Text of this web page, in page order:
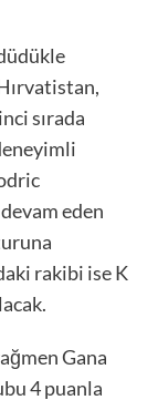
sırada
eden
rakibi ise K
Gana
4 puanla